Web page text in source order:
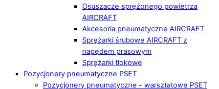
Osuszacze sprężonego powietrza
AIRCRAFT
Akcesoria pneumatyczne AIRCRAFT
Sprężarki śrubowe AIRCRAFT z
napędem prasowym
Sprężarki tłokowe
Pozycjonery pneumatyczne PSET
Pozycjonery pneumatyczne - warsztatowe PSET